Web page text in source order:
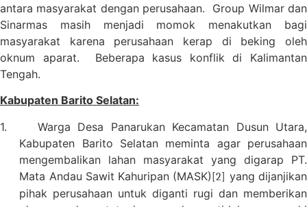
antara masyarakat dengan perusahaan.
Group Wilmar dan
Sinarmas masih menjadi momok menakutkan bagi
masyarakat karena perusahaan kerap di beking oleh
oknum aparat.
Beberapa kasus konflik di Kalimantan
Tengah.
Kabupaten Barito Selatan:
1.
Warga Desa Panarukan Kecamatan Dusun Utara,
Kabupaten Barito Selatan meminta agar perusahaan
mengembalikan lahan masyarakat yang digarap PT.
Mata Andau Sawit Kahuripan (MASK) [2] yang dijanjikan
pihak perusahaan untuk diganti rugi dan memberikan